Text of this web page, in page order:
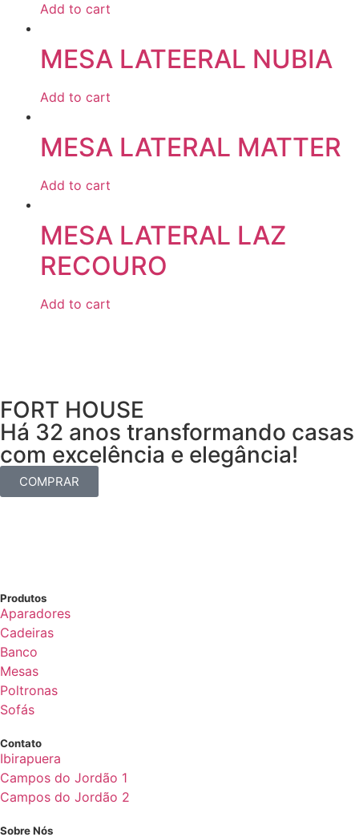
Add to cart
MESA LATEERAL NUBIA
Add to cart
MESA LATERAL MATTER
Add to cart
MESA LATERAL LAZ
RECOURO
Add to cart
FORT HOUSE
Há 32 anos transformando casas
com excelência e elegância!
COMPRAR
Produtos
Aparadores
Cadeiras
Banco
Mesas
Poltronas
Sofás
Contato
Ibirapuera
Campos do Jordão 1
Campos do Jordão 2
Sobre Nós